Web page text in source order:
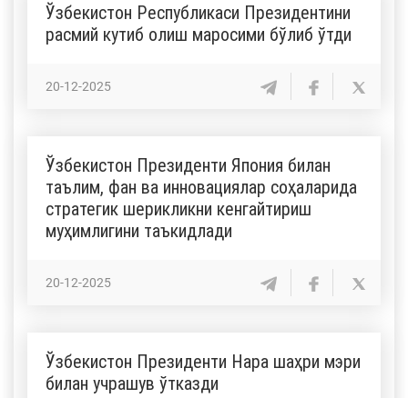
Ўзбекистон Республикаси Президентини
расмий кутиб олиш маросими бўлиб ўтди
20-12-2025
Ўзбекистон Президенти Япония билан
таълим, фан ва инновациялар соҳаларида
стратегик шерикликни кенгайтириш
муҳимлигини таъкидлади
20-12-2025
Ўзбекистон Президенти Нара шаҳри мэри
билан учрашув ўтказди